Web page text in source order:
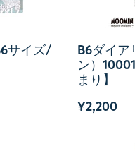
サイズ/
B6ダイア
ン）
まり】
¥2,200